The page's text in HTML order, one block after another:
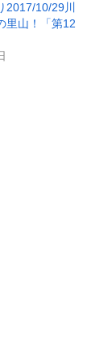
2017/10/29川
里山！「第12